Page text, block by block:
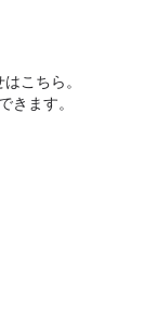
こちら。
きます。